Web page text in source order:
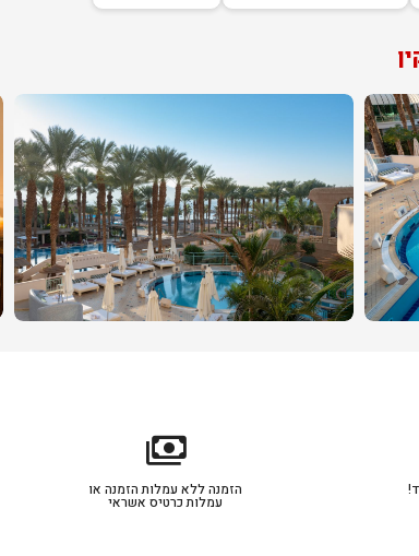
payments
הזמנה ללא עמלות הזמנה או
עמלות כרטיס אשראי